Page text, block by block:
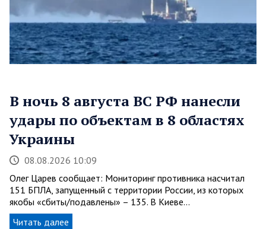
В ночь 8 августа ВС РФ нанесли
удары по объектам в 8 областях
Украины
08.08.2026 10:09
Олег Царев сообщает: Мониторинг противника насчитал
151 БПЛА, запущенный с территории России, из которых
якобы «сбиты/подавлены» – 135. В Киеве…
Читать далее